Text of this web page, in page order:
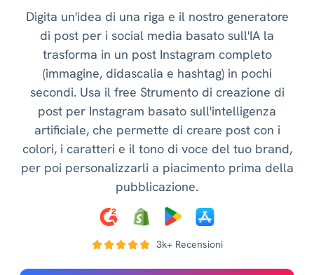
Digita un'idea di una riga e il nostro generatore
di post per i social media basato sull'IA la
trasforma in un post Instagram completo
(immagine, didascalia e hashtag) in pochi
secondi. Usa il free Strumento di creazione di
post per Instagram basato sull'intelligenza
artificiale, che permette di creare post con i
colori, i caratteri e il tono di voce del tuo brand,
per poi personalizzarli a piacimento prima della
pubblicazione.
3k+ Recensioni